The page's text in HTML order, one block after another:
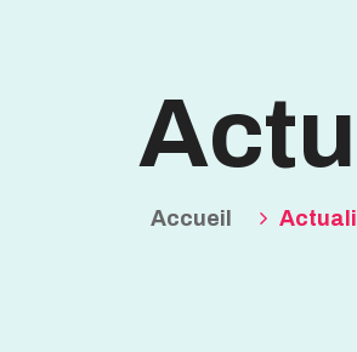
Accueil